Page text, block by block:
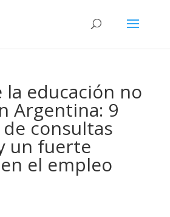
la educación no
Argentina: 9
consultas
un fuerte
el empleo